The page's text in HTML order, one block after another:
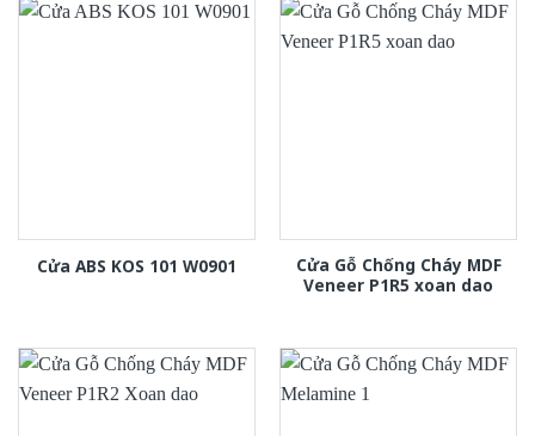
Cửa ABS KOS 101 W0901
Cửa Gỗ Chống Cháy MDF
Veneer P1R5 xoan dao